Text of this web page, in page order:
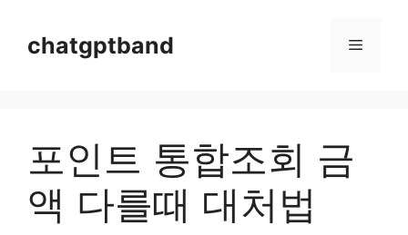
chatgptband 메
포인트 통합조회 금
액 다를때 대처법